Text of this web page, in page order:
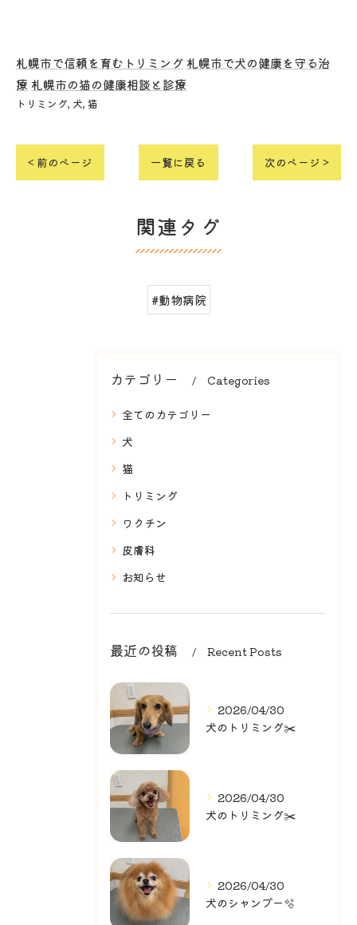
札幌市で信頼を育むトリミング 札幌市で犬の健康を守る治
療 札幌市の猫の健康相談と診療
トリミング 犬 猫
< 前のページ 一覧に戻る 次のページ >
関連タグ
#動物病院
カテゴリー Categories
全てのカテゴリー
犬
猫
トリミング
ワクチン
皮膚科
お知らせ
最近の投稿 Recent Posts
2026/04/30
犬のトリミング✂️
2026/04/30
犬のトリミング✂️
2026/04/30
犬のシャンプー🫧